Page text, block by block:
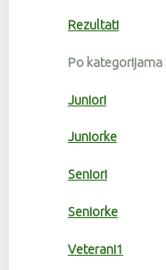
Rezultati
Po kategorijama
Juniori
Juniorke
Seniori
Seniorke
Veterani1